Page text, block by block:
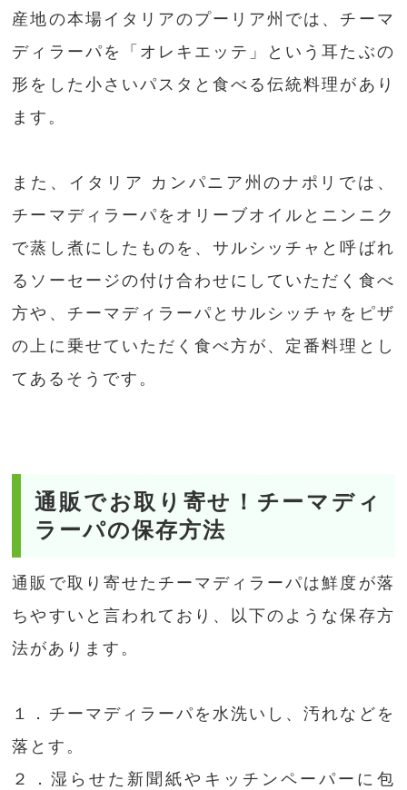
産地の本場イタリアのプーリア州では、チーマ
ディラーパを「オレキエッテ」という耳たぶの
形をした小さいパスタと食べる伝統料理があり
ます。
また、イタリア カンパニア州のナポリでは、
チーマディラーパをオリーブオイルとニンニク
で蒸し煮にしたものを、サルシッチャと呼ばれ
るソーセージの付け合わせにしていただく食べ
方や、チーマディラーパとサルシッチャをピザ
の上に乗せていただく食べ方が、定番料理とし
てあるそうです。
通販でお取り寄せ！チーマディ
ラーパの保存方法
通販で取り寄せたチーマディラーパは鮮度が落
ちやすいと言われており、以下のような保存方
法があります。
１．チーマディラーパを水洗いし、汚れなどを
落とす。
２．湿らせた新聞紙やキッチンペーパーに包